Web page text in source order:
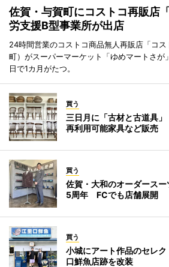
佐賀・与賀町にコストコ再販
労支援B型事業所が出店
24時間営業のコストコ商品無人再販店「コ
町）がスーパーマーケット「ゆめマートさが
日で1カ月がたつ。
買う
三日月に「古材と古道具
再利用可能家具など販売
買う
佐賀・大和のオーダース
5周年 FCでも店舗展開
買う
小城にアート作品のセレ
口鮮魚店跡を改装